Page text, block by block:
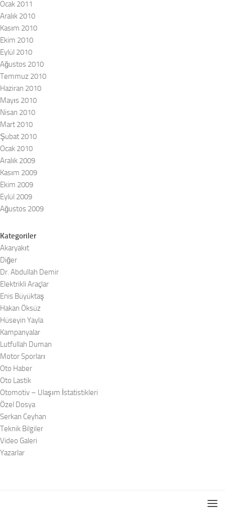
Ocak 2011
Aralık 2010
Kasım 2010
Ekim 2010
Eylül 2010
Ağustos 2010
Temmuz 2010
Haziran 2010
Mayıs 2010
Nisan 2010
Mart 2010
Şubat 2010
Ocak 2010
Aralık 2009
Kasım 2009
Ekim 2009
Eylül 2009
Ağustos 2009
Kategoriler
Akaryakıt
Diğer
Dr. Abdullah Demir
Elektrikli Araçlar
Enis Büyüktaş
Hakan Öksüz
Hüseyin Yayla
Kampanyalar
Lutfullah Duman
Motor Sporları
Oto Haber
Oto Lastik
Otomotiv – Ulaşım İstatistikleri
Özel Dosya
Serkan Ceyhan
Teknik Bilgiler
Video Galeri
Yazarlar